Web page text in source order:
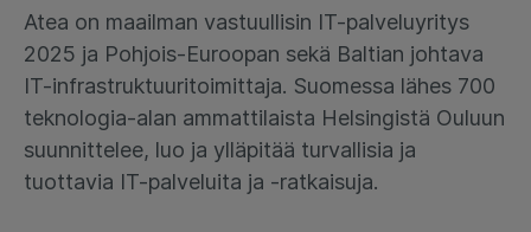
Atea on maailman vastuullisin IT-palveluyritys
2025 ja Pohjois-Euroopan sekä Baltian johtava
IT-infrastruktuuritoimittaja. Suomessa lähes 700
teknologia-alan ammattilaista Helsingistä Ouluun
suunnittelee, luo ja ylläpitää turvallisia ja
tuottavia IT-palveluita ja -ratkaisuja.